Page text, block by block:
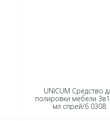
UNICUM Средство
полировки мебели
мл спрей/6 0308